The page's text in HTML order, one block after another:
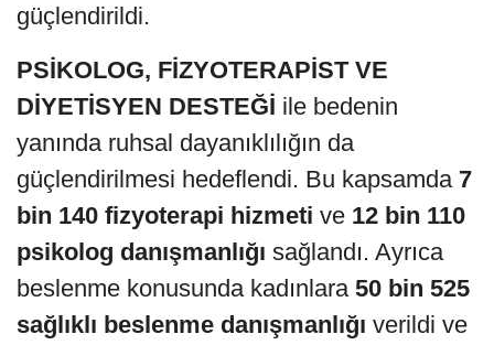
güçlendirildi.
PSİKOLOG, FİZYOTERAPİST VE
DİYETİSYEN DESTEĞİ ile bedenin
yanında ruhsal dayanıklılığın da
güçlendirilmesi hedeflendi. Bu kapsamda 7
bin 140 fizyoterapi hizmeti ve 12 bin 110
psikolog danışmanlığı sağlandı. Ayrıca
beslenme konusunda kadınlara 50 bin 525
sağlıklı beslenme danışmanlığı verildi ve